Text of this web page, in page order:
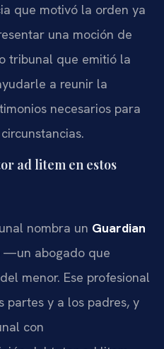
que motivó la orden ya
una moción de
tribunal que emitió la
a reunir la
necesarios para
ad litem en estos
nombra un Guardian
—un abogado que
menor. Ese profesional
partes y a los padres, y
con